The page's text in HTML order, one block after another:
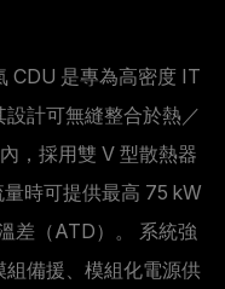
CDU 是專為高密度 IT
計可無縫整合於熱／
，採用雙 V 型散熱器
時可提供最高 75 kW
差（ATD）。 系統強
備援、模組化電源供